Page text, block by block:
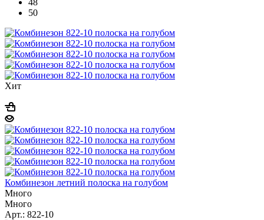
50
Хит
Комбинезон летний полоска на голубом
Много
Много
Арт.: 822-10